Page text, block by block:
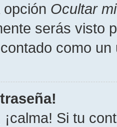
Ocultar
serás visto
como un
Si tu